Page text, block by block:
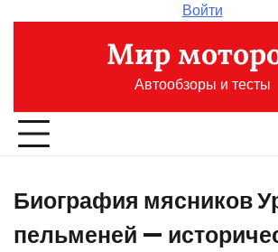
Войти
Мир
Автообзоры и тесты
Биография мясников
пельменей —